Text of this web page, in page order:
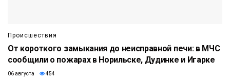
Происшествия
От короткого замыкания до неисправной печи: в МЧС
сообщили о пожарах в Норильске, Дудинке и Игарке
06 августа 454